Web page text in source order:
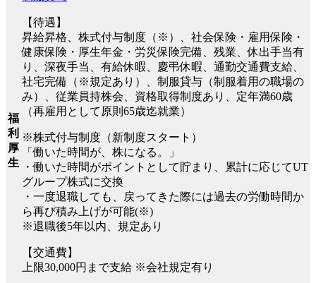
福
利
厚
生
【待遇】
昇給昇格、株式付与制度（※）、社会保険・雇用保険・
健康保険・厚生年金・労災保険完備、残業、休出手当有
り、深夜手当、有給休暇、慶弔休暇、通勤交通費支給、
社宅完備（※規定あり）、制服貸与（制服着用の職場の
み）、従業員持株会、資格取得制度あり、定年満60歳
（再雇用として原則65歳迄就業）
※株式付与制度（新制度スタート）
「働いた時間が、株になる。」
・働いた時間がポイントとして貯まり、累計に応じてUT
グループ株式に交換
・一度退職しても、戻ってきた際には過去の労働時間か
ら再び積み上げが可能(※)
※退職後5年以内、規定あり
【交通費】
上限30,000円まで支給 ※会社規定有り